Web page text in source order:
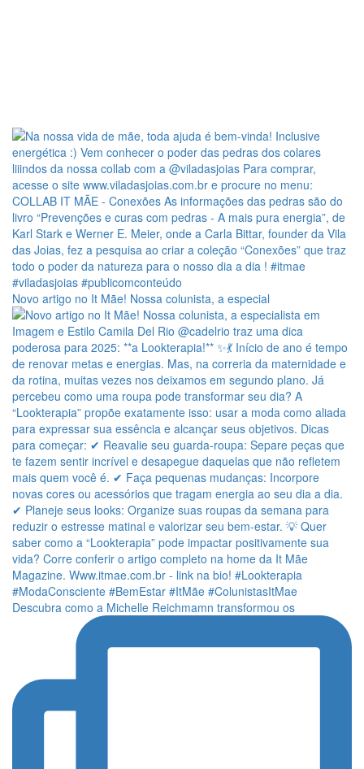
Novo artigo no It Mãe! Nossa colunista, a especial
Descubra como a Michelle Reichmamn transformou os